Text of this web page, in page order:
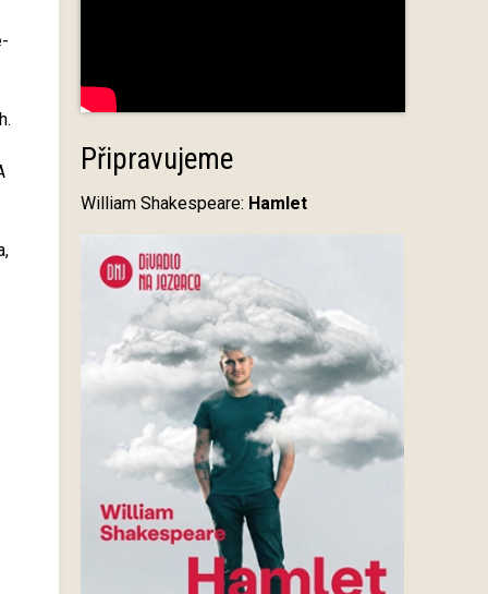
Připravujeme
William Shakespeare: Hamlet